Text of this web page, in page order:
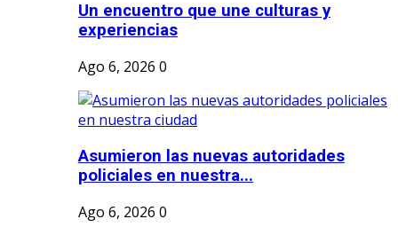
Un encuentro que une culturas y
experiencias
Ago 6, 2026 0
Asumieron las nuevas autoridades
policiales en nuestra...
Ago 6, 2026 0